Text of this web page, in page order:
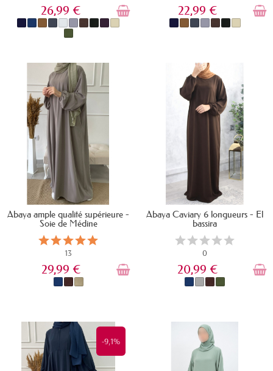
26,99 €
EN STOCK
22,99 €
EN STOCK
Abaya ample qualité supérieure -
Soie de Médine
13
29,99 €
EN STOCK
Abaya Caviary 6 longueurs - El
bassira
0
20,99 €
EN STOCK
-9,1%